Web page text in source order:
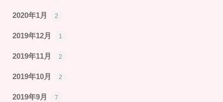
2020年1月 2
2019年12月 1
2019年11月 2
2019年10月 2
2019年9月 7